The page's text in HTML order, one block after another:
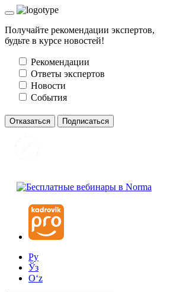
Получайте рекомендации экспертов,
будьте в курсе новостей!
Рекомендации
Ответы экспертов
Новости
События
Отказаться Подписаться
Ру
Ўз
Oʻz